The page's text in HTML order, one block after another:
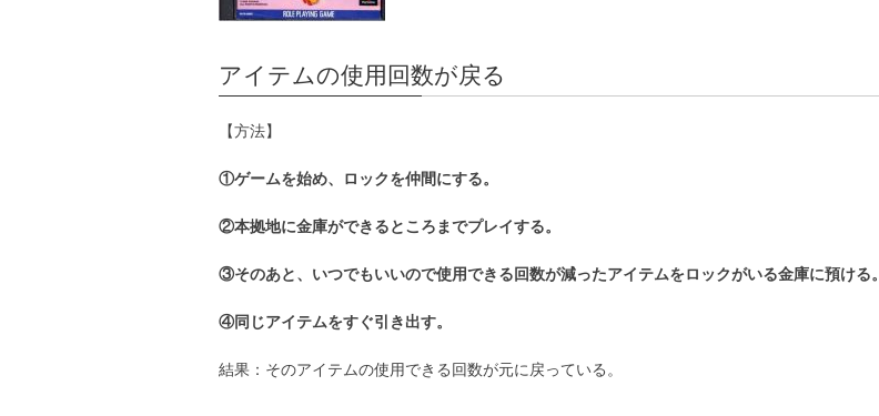
アイテムの使用回数が戻る
【方法】
①ゲームを始め、ロックを仲間にする。
②本拠地に金庫ができるところまでプレイする。
③そのあと、いつでもいいので使用できる回数が減ったアイテムをロックがいる金庫に預ける。
④同じアイテムをすぐ引き出す。
結果：そのアイテムの使用できる回数が元に戻っている。